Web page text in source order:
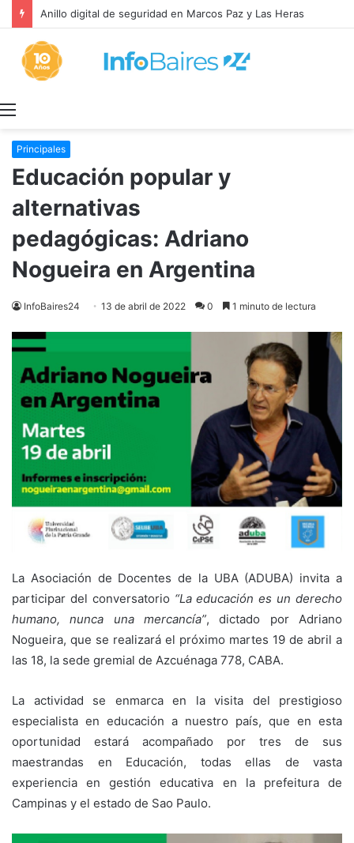
Anillo digital de seguridad en Marcos Paz y Las Heras
Principales
Educación popular y
alternativas
pedagógicas: Adriano
Nogueira en Argentina
InfoBaires24 13 de abril de 2022 0 1 minuto de lectura
La Asociación de Docentes de la UBA (ADUBA) invita a
participar del conversatorio “La educación es un derecho
humano, nunca una mercancía”, dictado por Adriano
Nogueira, que se realizará el próximo martes 19 de abril a
las 18, la sede gremial de Azcuénaga 778, CABA.
La actividad se enmarca en la visita del prestigioso
especialista en educación a nuestro país, que en esta
oportunidad estará acompañado por tres de sus
maestrandas en Educación, todas ellas de vasta
experiencia en gestión educativa en la prefeitura de
Campinas y el estado de Sao Paulo.